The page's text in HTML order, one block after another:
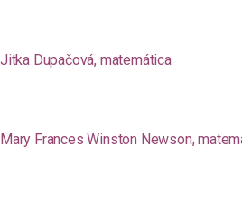
Jitka Dupačová, matemática
Mary Frances Winston Newson,